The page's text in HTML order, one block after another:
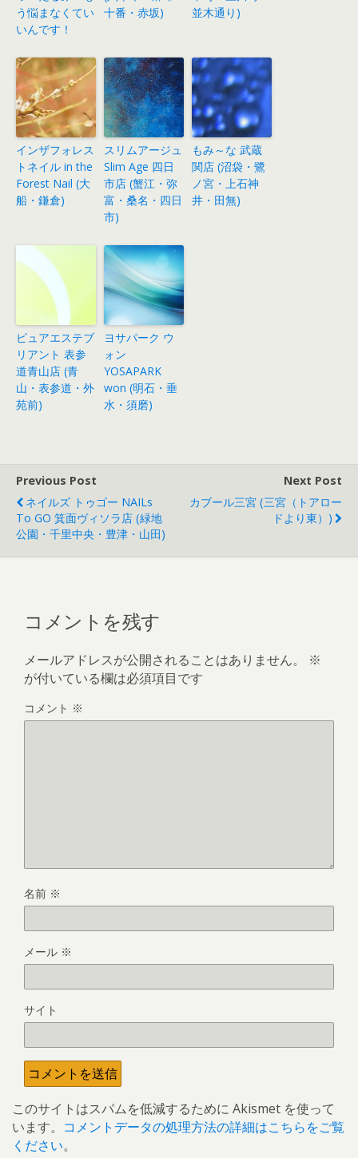
う悩まなくてい
いんです！
十番・赤坂)
並木通り)
インザフォレス
トネイル in the
Forest Nail (大
船・鎌倉)
スリムアージュ
Slim Age 四日
市店 (蟹江・弥
富・桑名・四日
市)
もみ～な 武蔵
関店 (沼袋・鷺
ノ宮・上石神
井・田無)
ピュアエステブ
リアント 表参
道青山店 (青
山・表参道・外
苑前)
ヨサパーク ウ
ォン
YOSAPARK
won (明石・垂
水・須磨)
Previous Post
ネイルズ トゥゴー NAILs
To GO 箕面ヴィソラ店 (緑地
公園・千里中央・豊津・山田)
Next Post
カブール三宮 (三宮（トアロー
ドより東）)
コメントを残す
メールアドレスが公開されることはありません。
※
が付いている欄は必須項目です
コメント ※
名前 ※
メール ※
サイト
このサイトはスパムを低減するために Akismet を使って
います。 コメントデータの処理方法の詳細はこちらをご覧
ください。